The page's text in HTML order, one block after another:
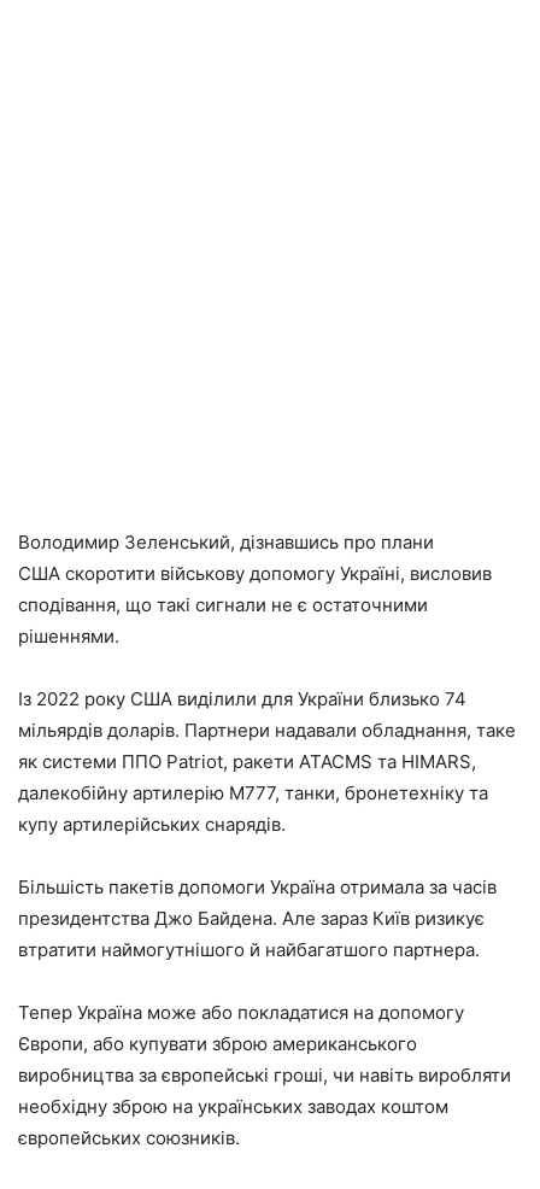
Володимир Зеленський, дізнавшись про плани
США скоротити військову допомогу Україні, висловив
сподівання, що такі сигнали не є остаточними
рішеннями.
Із 2022 року США виділили для України близько 74
мільярдів доларів. Партнери надавали обладнання, таке
як системи ППО Patriot, ракети ATACMS та HIMARS,
далекобійну артилерію M777, танки, бронетехніку та
купу артилерійських снарядів.
Більшість пакетів допомоги Україна отримала за часів
президентства Джо Байдена. Але зараз Київ ризикує
втратити наймогутнішого й найбагатшого партнера.
Тепер Україна може або покладатися на допомогу
Європи, або купувати зброю американського
виробництва за європейські гроші, чи навіть виробляти
необхідну зброю на українських заводах коштом
європейських союзників.